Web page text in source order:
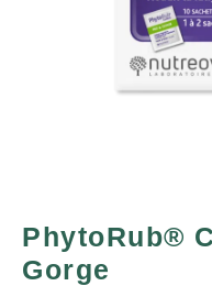
PhytoRub®
Gorge